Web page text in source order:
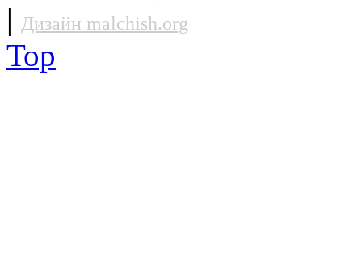
| Дизайн malchish.org
Top